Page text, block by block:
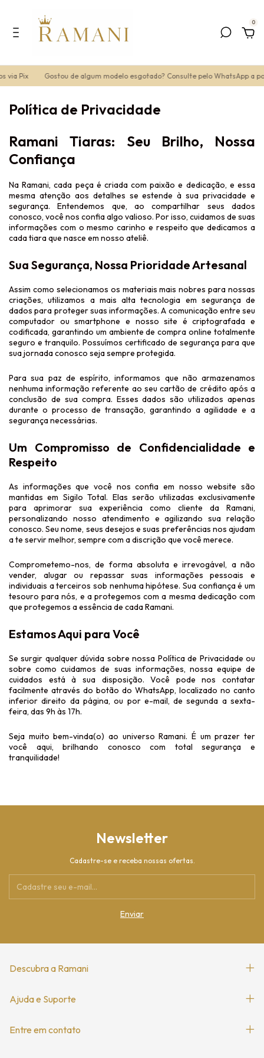
0
via Pix Gostou de algum modelo esgotado? Consulte pelo WhatsApp a
Política de Privacidade
Ramani Tiaras: Seu Brilho, Nossa
Confiança
Na Ramani, cada peça é criada com paixão e dedicação, e essa
mesma atenção aos detalhes se estende à sua privacidade e
segurança. Entendemos que, ao compartilhar seus dados
conosco, você nos confia algo valioso. Por isso, cuidamos de suas
informações com o mesmo carinho e respeito que dedicamos a
cada tiara que nasce em nosso ateliê.
Sua Segurança, Nossa Prioridade Artesanal
Assim como selecionamos os materiais mais nobres para nossas
criações, utilizamos a mais alta tecnologia em segurança de
dados para proteger suas informações. A comunicação entre seu
computador ou smartphone e nosso site écriptografada e
codificada, garantindo um ambiente de compra online totalmente
seguro e tranquilo. Possuímos certificado de segurança para que
sua jornada conosco seja sempre protegida.
Para sua paz de espírito, informamos que não armazenamos
nenhuma informação referente ao seu cartão de crédito após a
conclusão de sua compra. Esses dados são utilizados apenas
durante o processo de transação, garantindo a agilidade e a
segurança necessárias.
Um Compromisso de Confidencialidade e
Respeito
As informações que você nos confia em nosso website são
mantidas em Sigilo Total. Elas serão utilizadas exclusivamente
para aprimorar sua experiência como cliente da Ramani,
personalizando nosso atendimento e agilizando sua relação
conosco. Seu nome, seus desejos e suas preferências nos ajudam
a te servir melhor, sempre com a discrição que você merece.
Comprometemo-nos, de forma absoluta e irrevogável, a não
vender, alugar ou repassar suas informações pessoais e
individuais a terceiros sob nenhuma hipótese. Sua confiança é um
tesouro para nós, e a protegemos com a mesma dedicação com
que protegemos a essência de cada Ramani.
Estamos Aqui para Você
Se surgir qualquer dúvida sobre nossa Política de Privacidade ou
sobre como cuidamos de suas informações, nossa equipe de
cuidados está à sua disposição. Você pode nos contatar
facilmente através do botão do WhatsApp, localizado no canto
inferior direito da página, ou por e-mail, de segunda a sexta-
feira, das 9h às 17h.
Seja muito bem-vinda(o) ao universo Ramani. É um prazer ter
você aqui, brilhando conosco com total segurança e
tranquilidade!
Newsletter
Cadastre-se e receba nossas ofertas.
Descubra a Ramani
Ajuda e Suporte
Entre em contato